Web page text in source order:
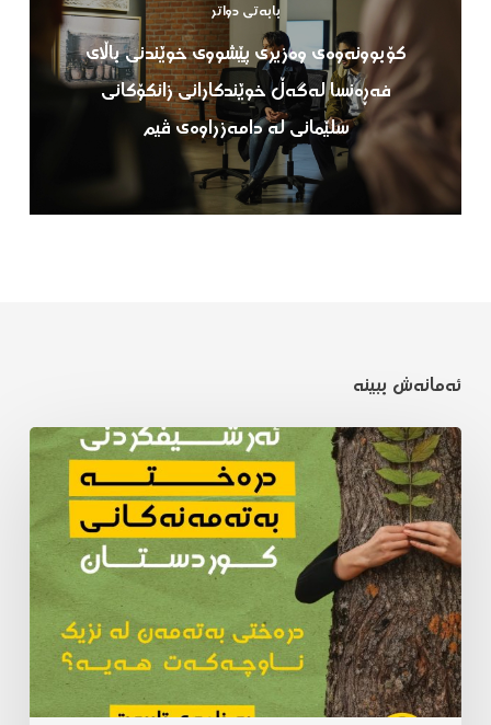
بابەتی دواتر
كۆبوونەوەی وەزیری پێشووی خوێندنی باڵای
فەڕەنسا لەگەڵ خوێندكارانی زانكۆكانی
سلێمانی لە دامەزراوەی ڤیم
ئەمانەش ببینە